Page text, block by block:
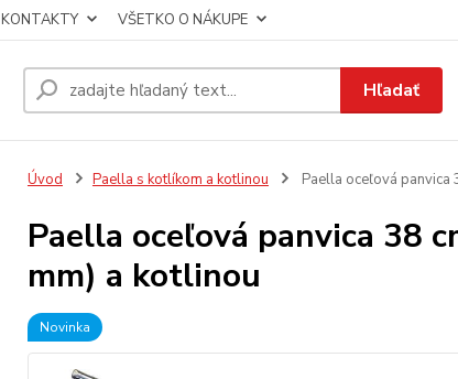
KONTAKTY VŠETKO O NÁKUPE
Hľadať
Úvod Paella s kotlíkom a kotlinou Paella oceľová panvica
Paella oceľová panvica 38
mm) a kotlinou
Novinka